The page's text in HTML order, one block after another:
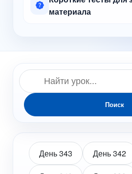
материала
Поиск
День 343 День 342